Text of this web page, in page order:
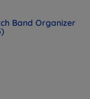
Band Organizer